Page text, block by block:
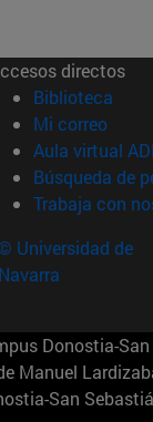
directos
Biblioteca
Mi correo(abre
Aula virtual ADI
Búsqueda de
Trabaja con
Universidad de
Navarra
Donostia-
Manuel
San